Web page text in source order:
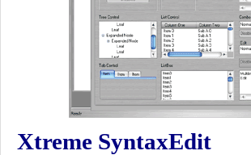
Xtreme SyntaxEdit